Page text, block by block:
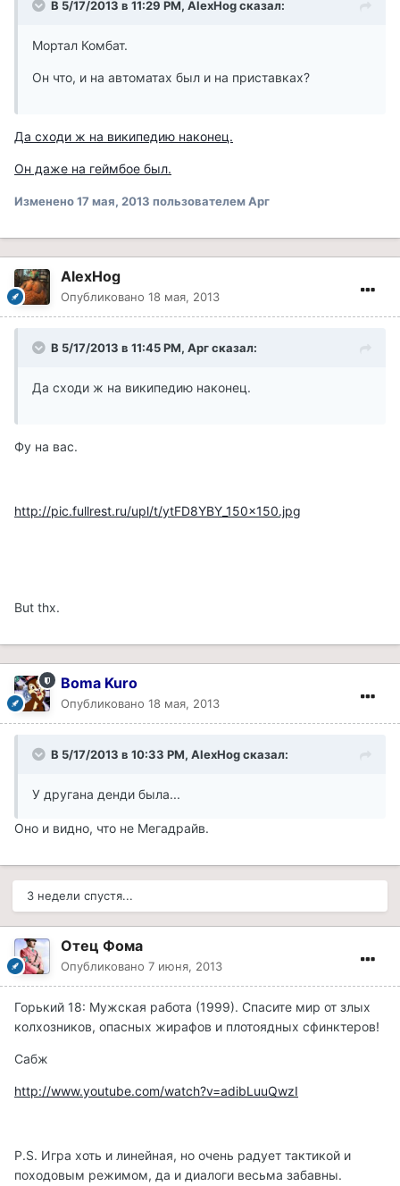
В 5/17/2013 в 11:29 PM, AlexHog сказал:
Мортал Комбат.
Он что, и на автоматах был и на приставках?
Да сходи ж на википедию наконец.
Он даже на геймбое был.
Изменено17 мая, 2013 пользователем Арг
AlexHog
Опубликовано 18 мая, 2013
В 5/17/2013 в 11:45 PM, Арг сказал:
Да сходи ж на википедию наконец.
Фу на вас.
http://pic.fullrest.ru/upl/t/ytFD8YBY_150x150.jpg
But thx.
Boma Kuro
Опубликовано 18 мая, 2013
В 5/17/2013 в 10:33 PM, AlexHog сказал:
У другана денди была...
Оно и видно, что не Мегадрайв.
3 недели спустя...
Отец Фома
Опубликовано 7 июня, 2013
Горький 18: Мужская работа (1999). Спасите мир от злых
колхозников, опасных жирафов и плотоядных сфинктеров!
Сабж
http://www.youtube.com/watch?v=adibLuuQwzI
P.S. Игра хоть и линейная, но очень радует тактикой и
походовым режимом, да и диалоги весьма забавны.